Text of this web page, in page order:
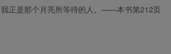
正是那个月亮所等待的人。——本书第212页